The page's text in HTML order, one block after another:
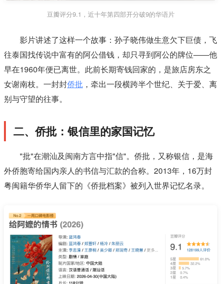
豆瓣评分9.1，近十年第四部开分破9的华语片
影片讲述了这样一个故事：孙子晓伟做生意欠下巨债，飞
往泰国找传说中富有的阿公借钱，却只寻到阿公的牌位——他
早在1960年便已离世。此前长期寄钱回家的，是旅店房东之
女谢南枝。一封封侨批 ，牵出一段横跨半个世纪、关于爱、离
别与守望的往事。
二、侨批：银信里的家国记忆
"批"在潮汕及闽南方言中指"信"。侨批，又称银信，是海
外侨胞寄给国内亲人的书信与汇款的合称。2013年，16万封
粤闽籍华侨华人留下的《侨批档案》被列入世界记忆名录。